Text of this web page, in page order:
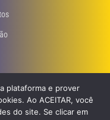
plataforma e prover
Ao ACEITAR, você
do site. Se clicar em